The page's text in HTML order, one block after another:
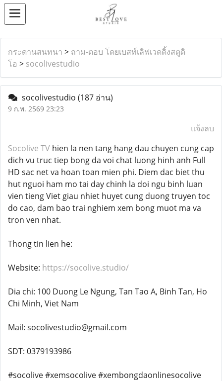
กระดานสนทนา > ถาม-ตอบ โดยเบสท์เลิฟเวดดิ้งสตูดิ
โอ > socolivestudio
socolivestudio (187 อ่าน)
9 ก.พ. 2569 23:23
แจ้งลบ
Socolive TV hien la nen tang hang dau chuyen cung cap
dich vu truc tiep bong da voi chat luong hinh anh Full
HD sac net va hoan toan mien phi. Diem dac biet thu
hut nguoi ham mo tai day chinh la doi ngu binh luan
vien tieng Viet giau nhiet huyet cung duong truyen toc
do cao, dam bao trai nghiem xem bong muot ma va
tron ven nhat.
Thong tin lien he:
Website: https://socolive.studio/
Dia chi: 100 Duong Le Ngung, Tan Tao A, Binh Tan, Ho
Chi Minh, Viet Nam
Mail: socolivestudio@gmail.com
SDT: 0379193986
#socolive #xemsocolive #xembongdaonlinesocolive